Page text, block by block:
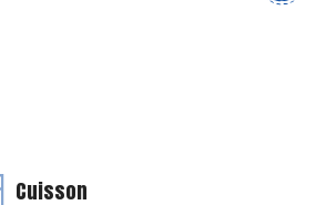
Cuisson